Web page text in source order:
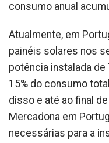
consumo anual
Atualmente, em
painéis solares nos
potência instalada de
15% do consumo
disso e até ao final
Mercadona em
necessárias para a